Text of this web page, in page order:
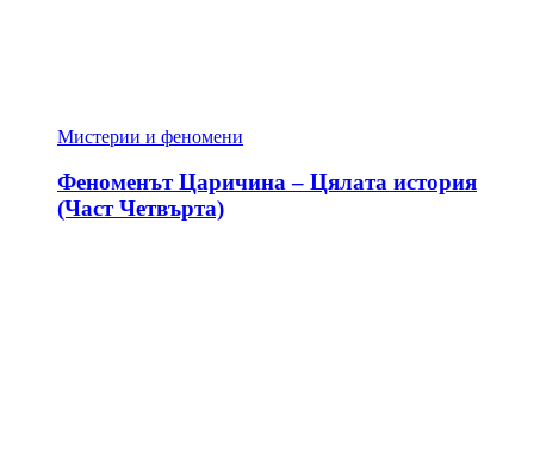
Мистерии и феномени
Феноменът Царичина – Цялата история
(Част Четвърта)